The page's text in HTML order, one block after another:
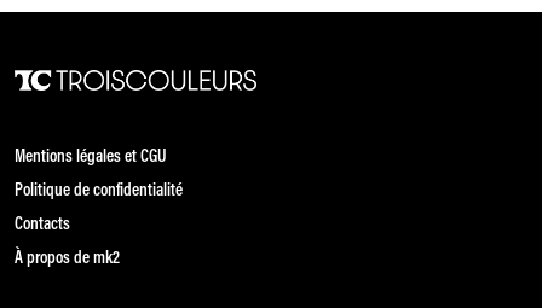
Mentions légales et CGU
Politique de confidentialité
Contacts
À propos de mk2